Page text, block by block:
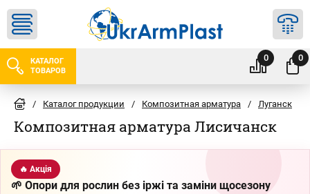
КАТАЛОГ
ТОВАРОВ
0 0
/ Каталог продукции / Композитная арматура / Луганск
Композитная арматура Лисичанск
🔥 Акція
🌱 Опори для рослин без іржі та заміни щосезону